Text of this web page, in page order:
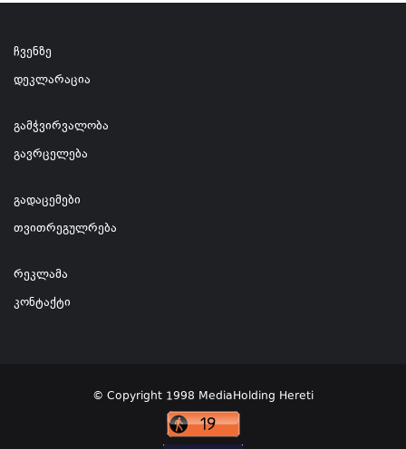
ჩვენზე
დეკლარაცია
გამჭვირვალობა
გავრცელება
გადაცემები
თვითრეგულრება
რეკლამა
კონტაქტი
© Copyright 1998 MediaHolding Hereti